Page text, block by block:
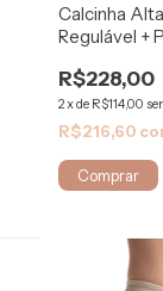
Calcinha
Regulável +
R$228,00
2 xde R$114,00
R$216,60
Comprar